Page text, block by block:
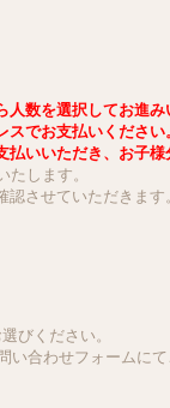
人数を選択してお進
でお支払いください
いいただき、お子
します。
させていただきます。
びください。
合わせフォームにて